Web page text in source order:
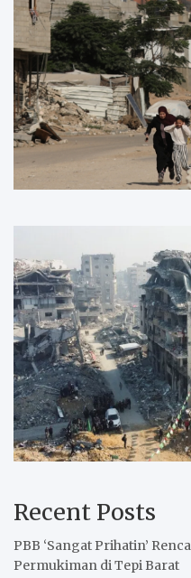
Recent Posts
PBB ‘Sangat Prihatin’
Permukiman di Tepi Barat